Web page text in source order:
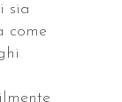
sia
come